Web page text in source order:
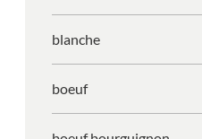
blanche
boeuf